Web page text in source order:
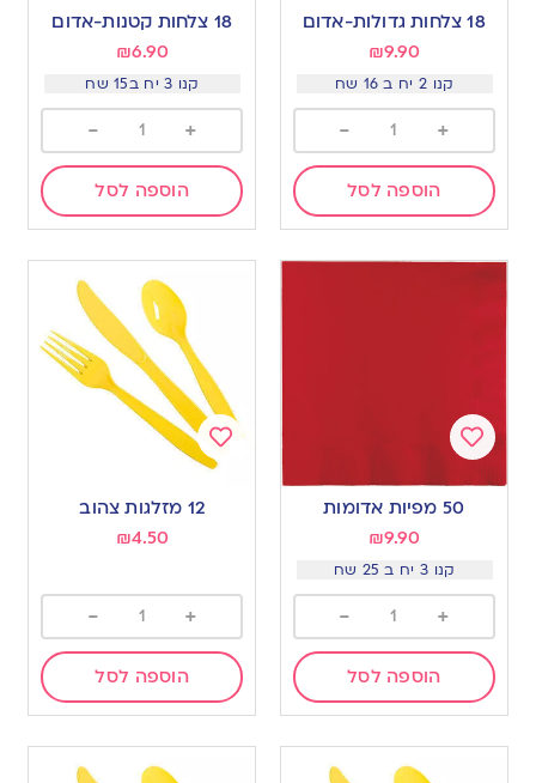
to
wishlist
18 צלחות גדולות-אדום
₪9.90
קנו 2 יח ב 16 שח
+
-
הוספה לסל
to
wishlist
18 צלחות קטנות-אדום
₪6.90
קנו 3 יח ב15 שח
+
-
הוספה לסל
Add
50 מפיות אדומות
₪9.90
קנו 3 יח ב 25 שח
+
-
הוספה לסל
Add
12 מזלגות צהוב
₪4.50
+
-
הוספה לסל